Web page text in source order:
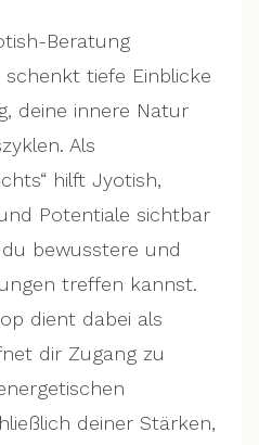
Beratung
schenkt tiefe Einblicke
deine innere Natur
Als
hilft Jyotish,
Potentiale sichtbar
bewusstere und
treffen kannst.
dient dabei als
dir Zugang zu
deiner Stärken,